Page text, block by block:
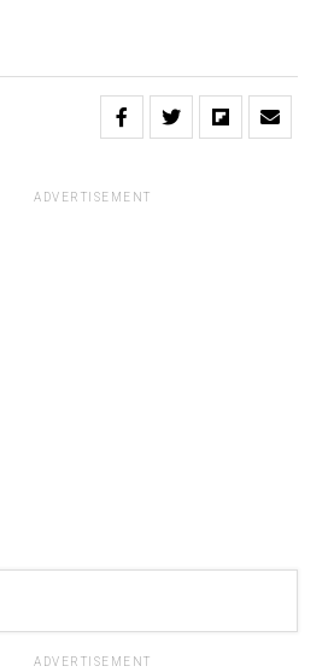
ADVERTISEMENT
ADVERTISEMENT